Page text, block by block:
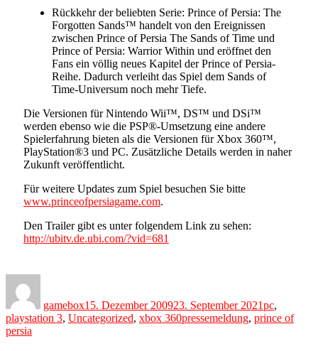
Rückkehr der beliebten Serie: Prince of Persia: The
Forgotten Sands™ handelt von den Ereignissen
zwischen Prince of Persia The Sands of Time und
Prince of Persia: Warrior Within und eröffnet den
Fans ein völlig neues Kapitel der Prince of Persia-
Reihe. Dadurch verleiht das Spiel dem Sands of
Time-Universum noch mehr Tiefe.
Die Versionen für Nintendo Wii™, DS™ und DSi™
werden ebenso wie die PSP®-Umsetzung eine andere
Spielerfahrung bieten als die Versionen für Xbox 360™,
PlayStation®3 und PC. Zusätzliche Details werden in naher
Zukunft veröffentlicht.
Für weitere Updates zum Spiel besuchen Sie bitte
www.princeofpersiagame.com.
Den Trailer gibt es unter folgendem Link zu sehen:
http://ubitv.de.ubi.com/?vid=681
gamebox15. Dezember 200923. September 2021pc,
playstation 3, Uncategorized, xbox 360Tags
pressemeldung, prince of
persia